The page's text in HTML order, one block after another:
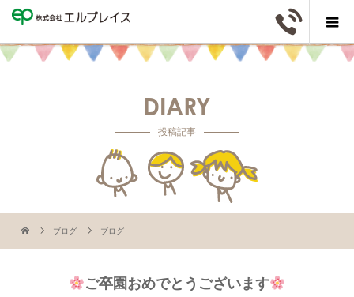
DIARY
投稿記事
ブログ ブログ
ご卒園おめでとうございます